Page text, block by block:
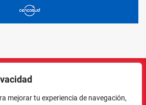
mejorar tu experiencia de navegación,
X